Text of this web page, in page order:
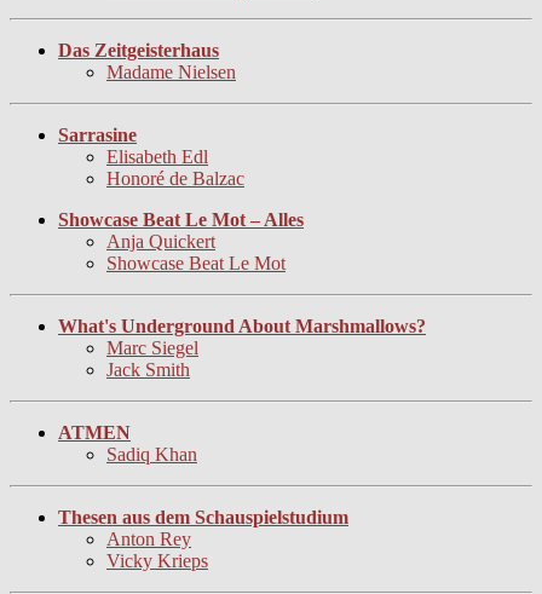
Das Zeitgeisterhaus
Madame Nielsen
Sarrasine
Elisabeth Edl
Honoré de Balzac
Showcase Beat Le Mot – Alles
Anja Quickert
Showcase Beat Le Mot
What's Underground About Marshmallows?
Marc Siegel
Jack Smith
ATMEN
Sadiq Khan
Thesen aus dem Schauspielstudium
Anton Rey
Vicky Krieps